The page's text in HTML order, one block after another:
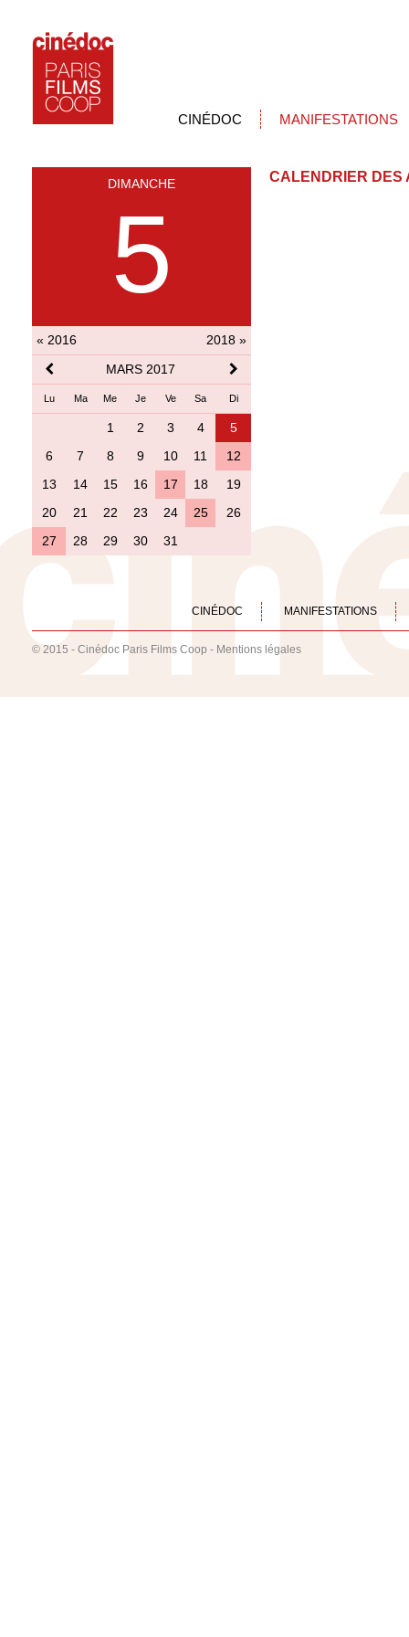
CINÉDOC MANIFESTATIONS
DIMANCHE
5
« 2016
2018 »
MARS 2017
Lu Ma Me Je Ve Sa Di
1 2 3 4
5
6
7 8 9 10 11
12
13
14 15 16 17 18
19
20
21 22 23 24 25
26
27
28 29 30 31
CALENDRIER DES
CINÉDOC MANIFESTATIONS
© 2015 - Cinédoc Paris Films Coop - Mentions légales